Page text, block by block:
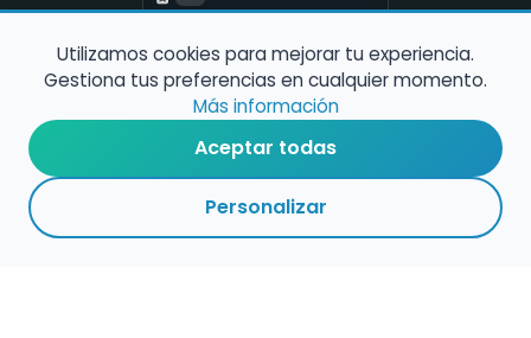
Encuentra Músico
Buscador de Músicos
Encuentra Pianista Acompañante
Asesoría para músicos y docentes
Utilizamos cookies para mejorar tu experiencia.
Gestiona tus preferencias en cualquier momento.
Más información
Aceptar todas
Personalizar